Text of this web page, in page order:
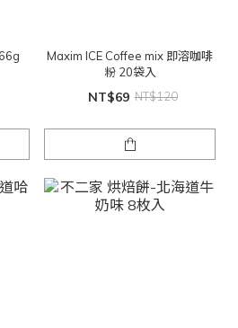
Maxim ICE Coffee mix 即溶咖啡
粉 20袋入
NT$69 NT$120